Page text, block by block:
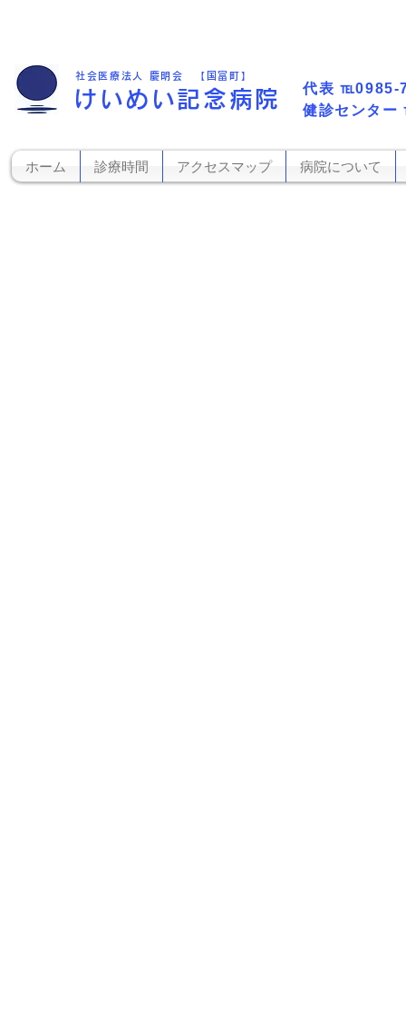
​健診センター
社会医療法人 慶明会 【国富町】
けいめい記念病院 代表​ ℡0985-
ホーム 診療時間 アクセスマップ 病院について